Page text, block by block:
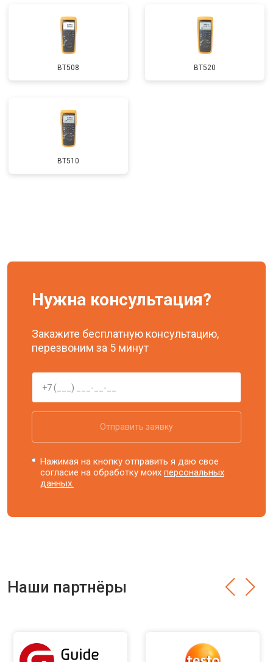
BT508 BT520
BT510
Нужна консультация?
Закажите бесплатную консультацию,
перезвоним за 5 минут
Отправить заявку
Нажимая на кнопку отправить я даю свое
согласие на обработку моихперсональных
данных.
Наши партнёры